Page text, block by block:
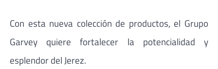
Con esta nueva colección de productos, el Grupo
Garvey quiere fortalecer la potencialidad y
esplendor del Jerez.